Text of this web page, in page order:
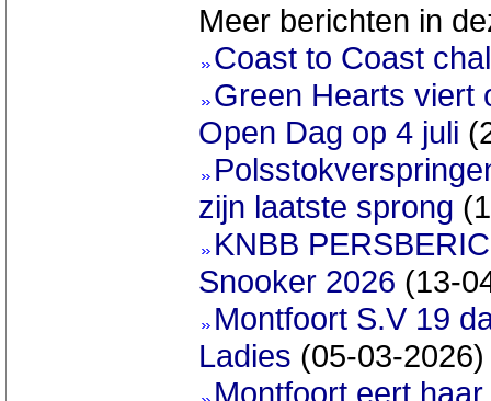
Meer berichten in
Coast to Coast
Green Hearts viert
Open Dag op 4 juli
zijn laatste sprong
KNBB
Snooker 2026 (13-
Montfoort S.V 19
Ladies (05-03-2026)
Montfoort eert